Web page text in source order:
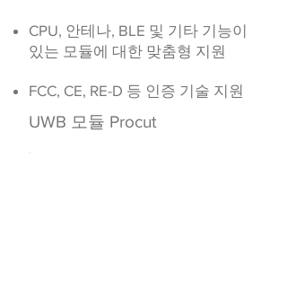
CPU, 안테나, BLE 및 기타 기능이
있는 모듈에 대한 맞춤형 지원
FCC, CE, RE-D 등 인증 기술 지원
UWB 모듈 Procut